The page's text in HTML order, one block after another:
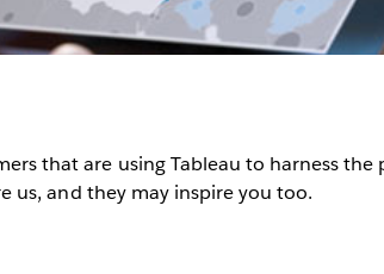
that are using Tableau to harness the
us, and they may inspire you too.